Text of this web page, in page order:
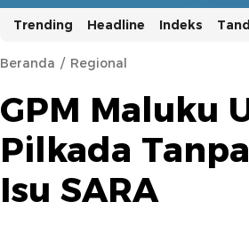
Trending Headline Indeks
Beranda Regional
GPM Maluku
Pilkada
Isu SARA